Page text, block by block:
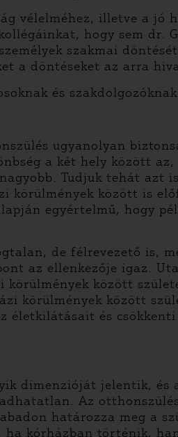
vélelméhez, illetve a jó
hogy sem dr.
szakmai
a döntéseket az arra
és
ugyanolyan
a két hely között
Tudjuk tehát azt
körülmények között is
egyértelmű, hogy
de félrevezető is,
az ellenkezője igaz.
között
körülmények között
és
dimenzióját jelentik,
Az
határozza meg a
kórházban történik,